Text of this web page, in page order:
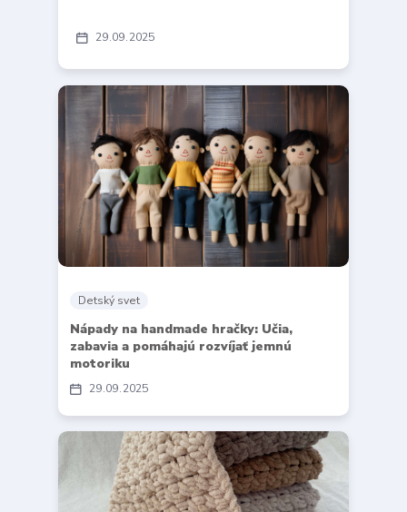
29 09 2025
29 09 2025
Detský svet
Nápady na handmade hračky: Učia,
zabavia a pomáhajú rozvíjať jemnú
motoriku